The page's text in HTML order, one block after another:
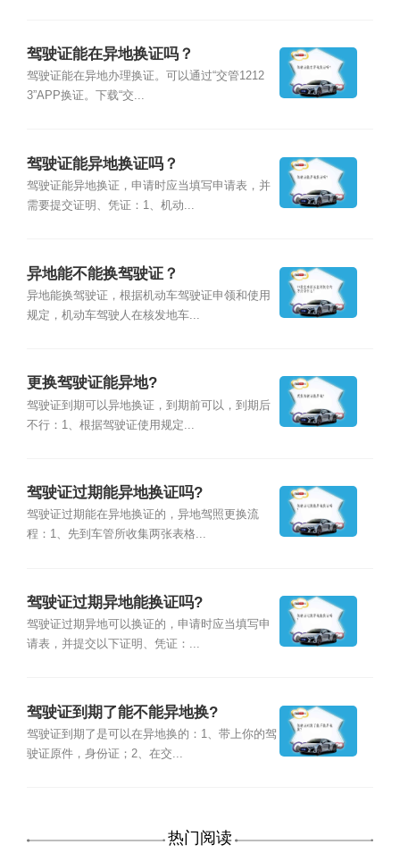
驾驶证能在异地换证吗？
驾驶证能在异地办理换证。可以通过“交管1212
3”APP换证。下载“交...
驾驶证能异地换证吗？
驾驶证能异地换证，申请时应当填写申请表，并
需要提交证明、凭证：1、机动...
异地能不能换驾驶证？
异地能换驾驶证，根据机动车驾驶证申领和使用
规定，机动车驾驶人在核发地车...
更换驾驶证能异地?
驾驶证到期可以异地换证，到期前可以，到期后
不行：1、根据驾驶证使用规定...
驾驶证过期能异地换证吗?
驾驶证过期能在异地换证的，异地驾照更换流
程：1、先到车管所收集两张表格...
驾驶证过期异地能换证吗?
驾驶证过期异地可以换证的，申请时应当填写申
请表，并提交以下证明、凭证：...
驾驶证到期了能不能异地换?
驾驶证到期了是可以在异地换的：1、带上你的驾
驶证原件，身份证；2、在交...
热门阅读